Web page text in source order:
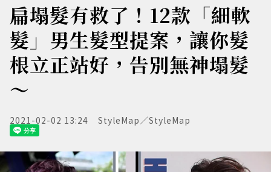
扁塌髮有救了！12款「細軟
髮」男生髮型提案，讓你髮
根立正站好，告別無神塌髮
～
2021-02-02 13:24 StyleMap／StyleMap